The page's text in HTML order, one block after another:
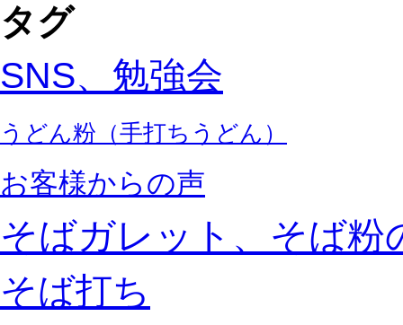
タグ
SNS、勉強会
うどん粉（手打ちうどん）
お客様からの声
そばガレット、そば粉
そば打ち